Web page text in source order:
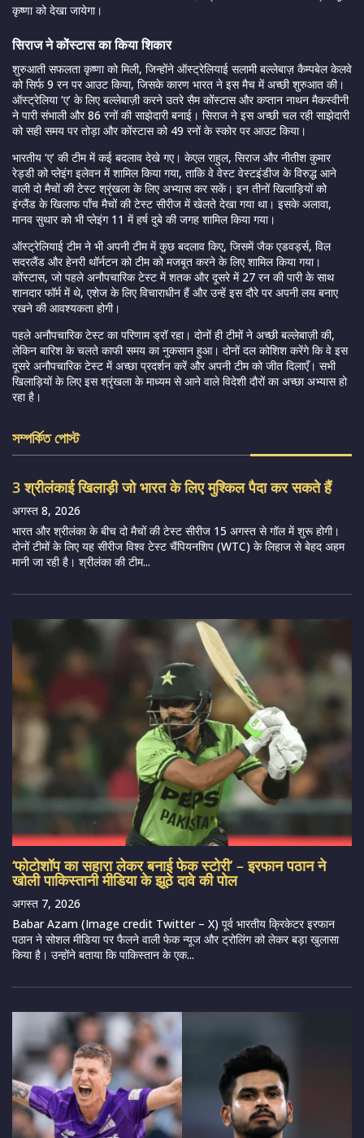
कृष्णा को देखा जायेगा।
सिराज ने कोंस्टास का किया शिकार
शुरुआती सफलता कृष्णा को मिली, जिन्होंने ऑस्ट्रेलियाई सलामी बल्लेबाज़ कैम्पबेल केलवे
को सिर्फ 9 रन पर आउट किया, जिसके कारण भारत ने इस मैच में अच्छी शुरुआत की।
ऑस्ट्रेलिया ‘ए’ के लिए बल्लेबाज़ी करने उतरे सैम कोंस्टास और कप्तान नाथन मैकस्वीनी
ने पारी संभाली और 86 रनों की साझेदारी बनाई। सिराज ने इस अच्छी चल रही साझेदारी
को सही समय पर तोड़ा और कोंस्टास को 49 रनों के स्कोर पर आउट किया।
भारतीय ‘ए’ की टीम में कई बदलाव देखे गए। केएल राहुल, सिराज और नीतीश कुमार
रेड्डी को प्लेइंग इलेवन में शामिल किया गया, ताकि वे वेस्ट वेस्टइंडीज के विरुद्ध आने
वाली दो मैचों की टेस्ट श्रृंखला के लिए अभ्यास कर सकें। इन तीनों खिलाड़ियों को
इंग्लैंड के खिलाफ पाँच मैचों की टेस्ट सीरीज में खेलते देखा गया था। इसके अलावा,
मानव सुथार को भी प्लेइंग 11 में हर्ष दुबे की जगह शामिल किया गया।
ऑस्ट्रेलियाई टीम ने भी अपनी टीम में कुछ बदलाव किए, जिसमें जैक एडवर्ड्स, विल
सदरलैंड और हेनरी थॉर्नटन को टीम को मजबूत करने के लिए शामिल किया गया।
कोंस्टास, जो पहले अनौपचारिक टेस्ट में शतक और दूसरे में 27 रन की पारी के साथ
शानदार फॉर्म में थे, एशेज के लिए विचाराधीन हैं और उन्हें इस दौरे पर अपनी लय बनाए
रखने की आवश्यकता होगी।
पहले अनौपचारिक टेस्ट का परिणाम ड्रॉ रहा। दोनों ही टीमों ने अच्छी बल्लेबाज़ी की,
लेकिन बारिश के चलते काफी समय का नुकसान हुआ। दोनों दल कोशिश करेंगे कि वे इस
दूसरे अनौपचारिक टेस्ट में अच्छा प्रदर्शन करें और अपनी टीम को जीत दिलाएँ। सभी
खिलाड़ियों के लिए इस श्रृंखला के माध्यम से आने वाले विदेशी दौरों का अच्छा अभ्यास हो
रहा है।
সম্পর্কিত পোস্ট
3 श्रीलंकाई खिलाड़ी जो भारत के लिए मुश्किल पैदा कर सकते हैं
अगस्त 8, 2026
भारत और श्रीलंका के बीच दो मैचों की टेस्ट सीरीज 15 अगस्त से गॉल में शुरू होगी।
दोनों टीमों के लिए यह सीरीज विश्व टेस्ट चैंपियनशिप (WTC) के लिहाज से बेहद अहम
मानी जा रही है। श्रीलंका की टीम...
‘फोटोशॉप का सहारा लेकर बनाई फेक स्टोरी’ – इरफान पठान ने
खोली पाकिस्तानी मीडिया के झूठे दावे की पोल
अगस्त 7, 2026
Babar Azam (Image credit Twitter – X) पूर्व भारतीय क्रिकेटर इरफान
पठान ने सोशल मीडिया पर फैलने वाली फेक न्यूज और ट्रोलिंग को लेकर बड़ा खुलासा
किया है। उन्होंने बताया कि पाकिस्तान के एक...